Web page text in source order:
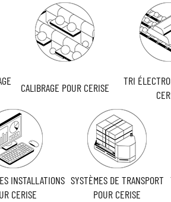
CALIBRAGE POUR CERISE
TRI
INSTALLATIONS
CERISE
SYSTÈMES DE TRANSPORT
POUR CERISE